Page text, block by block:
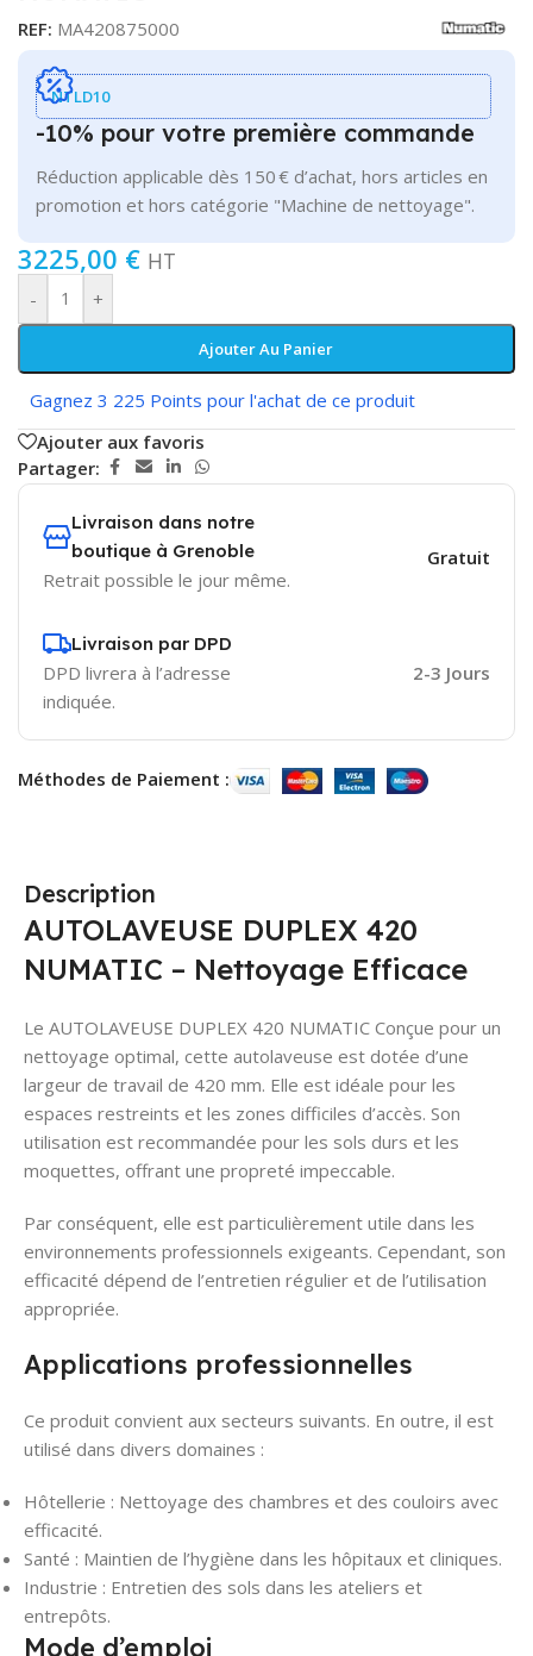
REF: MA420875000
NTLD10
-10% pour votre première commande
Réduction applicable dès 150 € d’achat, hors articles en
promotion et hors catégorie "Machine de nettoyage".
3225,00 € HT
- +
Ajouter Au Panier
Gagnez 3 225 Points pour l'achat de ce produit
Ajouter aux favoris
Partager:
Livraison dans notre
boutique à Grenoble
Retrait possible le jour même.
Gratuit
Livraison par DPD
DPD livrera à l’adresse
indiquée.
2-3 Jours
Méthodes de Paiement :
Description
AUTOLAVEUSE DUPLEX 420
NUMATIC – Nettoyage Efficace
Le AUTOLAVEUSE DUPLEX 420 NUMATIC Conçue pour un
nettoyage optimal, cette autolaveuse est dotée d’une
largeur de travail de 420 mm. Elle est idéale pour les
espaces restreints et les zones difficiles d’accès. Son
utilisation est recommandée pour les sols durs et les
moquettes, offrant une propreté impeccable.
Par conséquent, elle est particulièrement utile dans les
environnements professionnels exigeants. Cependant, son
efficacité dépend de l’entretien régulier et de l’utilisation
appropriée.
Applications professionnelles
Ce produit convient aux secteurs suivants. En outre, il est
utilisé dans divers domaines :
Hôtellerie : Nettoyage des chambres et des couloirs avec
efficacité.
Santé : Maintien de l’hygiène dans les hôpitaux et cliniques.
Industrie : Entretien des sols dans les ateliers et
entrepôts.
Mode d’emploi